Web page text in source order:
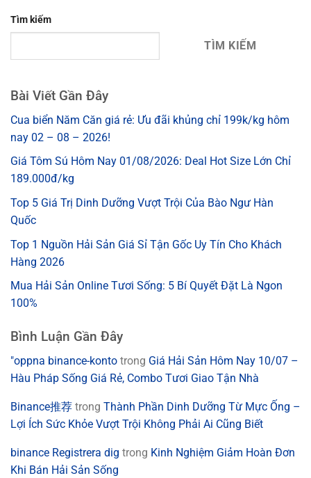
Tìm kiếm
TÌM KIẾM
Bài Viết Gần Đây
Cua biển Năm Căn giá rẻ: Ưu đãi khủng chỉ 199k/kg hôm
nay 02 – 08 – 2026!
Giá Tôm Sú Hôm Nay 01/08/2026: Deal Hot Size Lớn Chỉ
189.000đ/kg
Top 5 Giá Trị Dinh Dưỡng Vượt Trội Của Bào Ngư Hàn
Quốc
Top 1 Nguồn Hải Sản Giá Sỉ Tận Gốc Uy Tín Cho Khách
Hàng 2026
Mua Hải Sản Online Tươi Sống: 5 Bí Quyết Đặt Là Ngon
100%
Bình Luận Gần Đây
"oppna binance-konto trong Giá Hải Sản Hôm Nay 10/07 –
Hàu Pháp Sống Giá Rẻ, Combo Tươi Giao Tận Nhà
Binance推荐 trong Thành Phần Dinh Dưỡng Từ Mực Ống –
Lợi Ích Sức Khỏe Vượt Trội Không Phải Ai Cũng Biết
binance Registrera dig trong Kinh Nghiệm Giảm Hoàn Đơn
Khi Bán Hải Sản Sống